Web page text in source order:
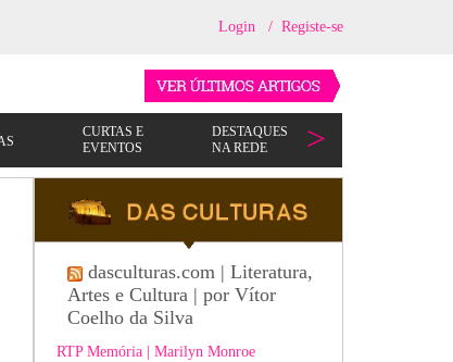
Login / Registe-se
dasculturas.com | Literatura,
Artes e Cultura | por Vítor
Coelho da Silva
RTP Memória | Marilyn Monroe